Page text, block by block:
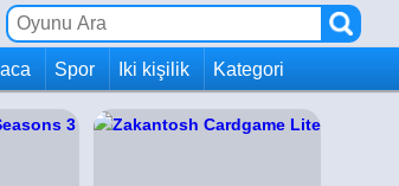
Spor Iki kişilik Kategori